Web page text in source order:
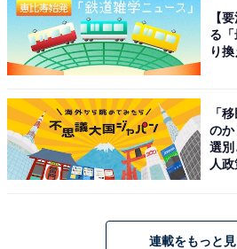
アクセス・料金・宿泊情報は
アクセス
所在地：〒029-5514 岩手県和賀
交通手段：秋田自動車道 湯田ICか
駅から湯川温泉行き 湯けむりタク
【
る
り
「
の
選別
人
連載をもっと